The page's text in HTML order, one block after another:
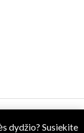
dydžio? Susiekite